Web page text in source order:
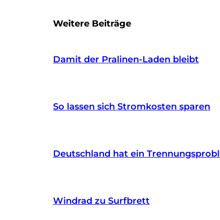
Weitere Beiträge
Damit der Pralinen-Laden bleibt
So lassen sich Stromkosten sparen
Deutschland hat ein
Windrad zu Surfbrett